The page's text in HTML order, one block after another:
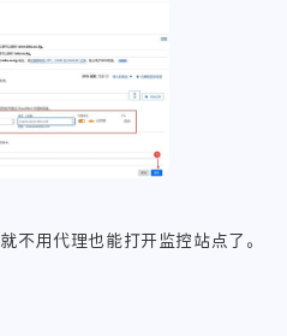
就不用代理也能打开监控站点了。